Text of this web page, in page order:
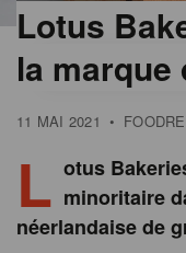
Lotus
la marque
11 MAI 2021 •
L otus
minoritaire
néerlandaise de